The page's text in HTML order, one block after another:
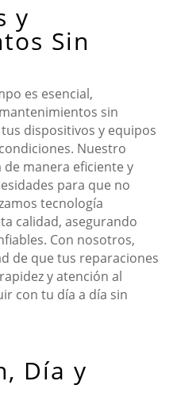
y
Sin
es esencial,
sin
dispositivos y equipos
Nuestro
manera eficiente y
para que no
tecnología
calidad, asegurando
Con nosotros,
de que tus reparaciones
y atención al
con tu día a día sin
Día y